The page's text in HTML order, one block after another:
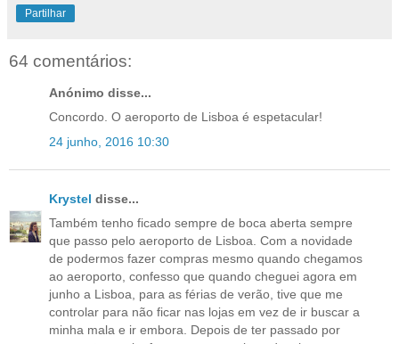
Partilhar
64 comentários:
Anónimo disse...
Concordo. O aeroporto de Lisboa é espetacular!
24 junho, 2016 10:30
Krystel disse...
Também tenho ficado sempre de boca aberta sempre
que passo pelo aeroporto de Lisboa. Com a novidade
de podermos fazer compras mesmo quando chegamos
ao aeroporto, confesso que quando cheguei agora em
junho a Lisboa, para as férias de verão, tive que me
controlar para não ficar nas lojas em vez de ir buscar a
minha mala e ir embora. Depois de ter passado por